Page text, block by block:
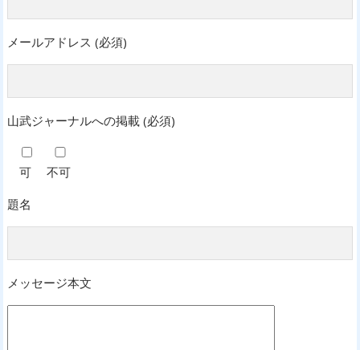
メールアドレス (必須)
山武ジャーナルへの掲載 (必須)
可
不可
題名
メッセージ本文